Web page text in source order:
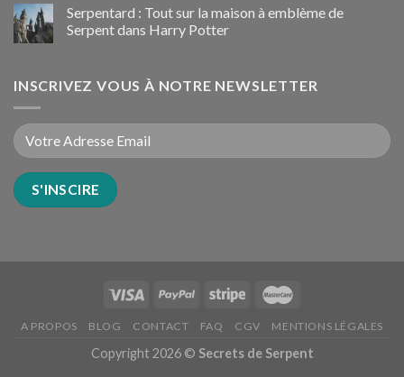
Serpentard : Tout sur la maison à emblème de
Serpent dans Harry Potter
INSCRIVEZ VOUS À NOTRE NEWSLETTER
A PROPOS BLOG CONTACT FAQ CGV MENTIONS LÉGALES
Copyright 2026 © Secrets de Serpent